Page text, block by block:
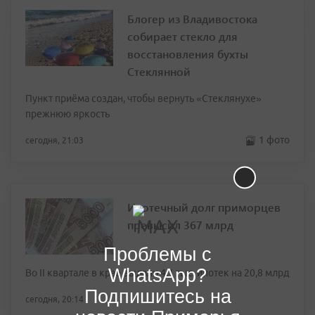
Блогер из Владивостока
собирает стекло для
восстановления бухты
Стеклянной
Пункт приёма создан, чтобы вернуть «Стеклянухе»
прежнюю яркость
сегодня, 21:03 1 фото
Ипотечный долг приморцев
превысил 367 млрд
Во II квартале в крае выдали 4,1 тыс. ипотек на 20,8 млрд
сегодня, 20:14
Проблемы с
WhatsApp?
Подпишитесь на